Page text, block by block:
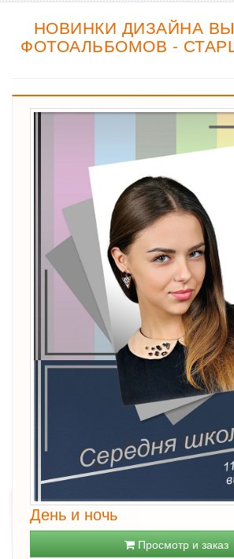
НОВИНКИ ДИЗАЙНА
ФОТОАЛЬБОМОВ -
День и ночь
Просмотр и заказ